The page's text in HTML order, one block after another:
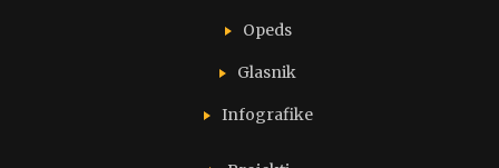
Opeds
Glasnik
Infografike